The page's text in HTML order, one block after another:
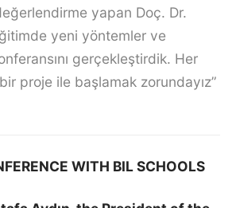
yapan Doç. Dr.
yeni yöntemler ve
gerçekleştirdik. Her
proje ile başlamak zorundayız”
WITH BIL SCHOOLS